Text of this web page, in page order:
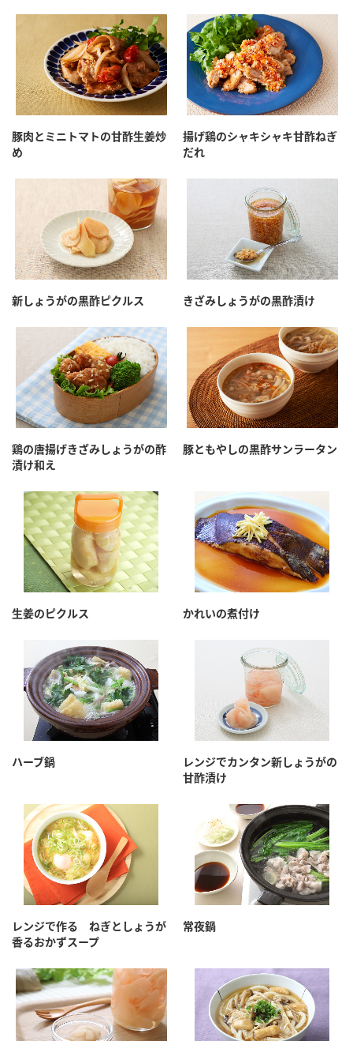
豚肉とミニトマトの甘酢生姜炒
め
揚げ鶏のシャキシャキ甘酢ねぎ
だれ
新しょうがの黒酢ピクルス きざみしょうがの黒酢漬け
鶏の唐揚げきざみしょうがの酢
漬け和え
豚ともやしの黒酢サンラータン
生姜のピクルス かれいの煮付け
ハーブ鍋
レンジでカンタン新しょうがの
甘酢漬け
レンジで作る ねぎとしょうが
香るおかずスープ
常夜鍋